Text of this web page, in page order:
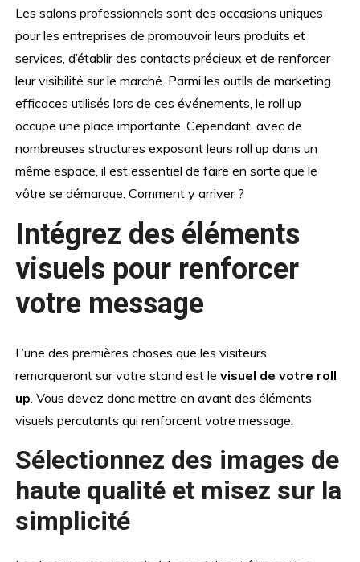
Les salons professionnels sont des occasions uniques
pour les entreprises de promouvoir leurs produits et
services, d’établir des contacts précieux et de renforcer
leur visibilité sur le marché. Parmi les outils de marketing
efficaces utilisés lors de ces événements, le roll up
occupe une place importante. Cependant, avec de
nombreuses structures exposant leurs roll up dans un
même espace, il est essentiel de faire en sorte que le
vôtre se démarque. Comment y arriver ?
Intégrez des éléments
visuels pour renforcer
votre message
L’une des premières choses que les visiteurs
remarqueront sur votre stand est levisuel de votre roll
up . Vous devez donc mettre en avant des éléments
visuels percutants qui renforcent votre message.
Sélectionnez des images de
haute qualité et misez sur la
simplicité